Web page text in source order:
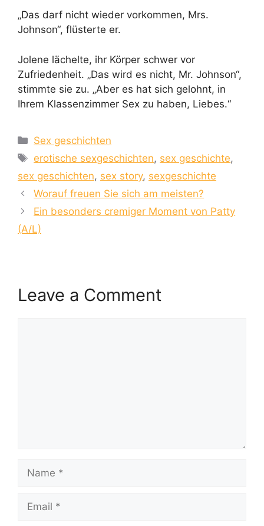
„Das darf nicht wieder vorkommen, Mrs.
Johnson“, flüsterte er.
Jolene lächelte, ihr Körper schwer vor
Zufriedenheit. „Das wird es nicht, Mr. Johnson“,
stimmte sie zu. „Aber es hat sich gelohnt, in
Ihrem Klassenzimmer Sex zu haben, Liebes.“
Categories
Sex geschichten
Tags
erotische sexgeschichten, sex geschichte,
sex geschichten, sex story, sexgeschichte
Worauf freuen Sie sich am meisten?
Ein besonders cremiger Moment von Patty
(A/L)
Leave a Comment